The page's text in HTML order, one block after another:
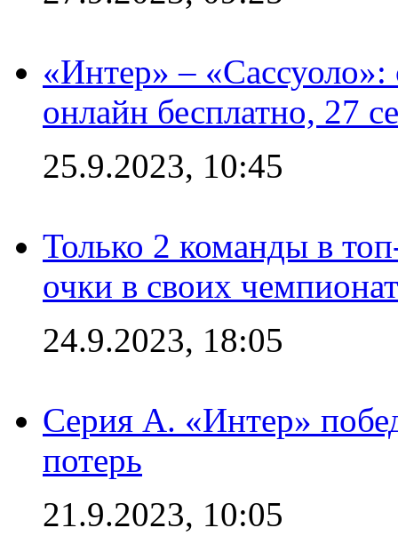
«Интер» –
онлайн бесплатно, 27
25.9.2023, 10:45
Только 2 команды в
очки в своих
24.9.2023, 18:05
Серия А. «Интер»
потерь
21.9.2023, 10:05